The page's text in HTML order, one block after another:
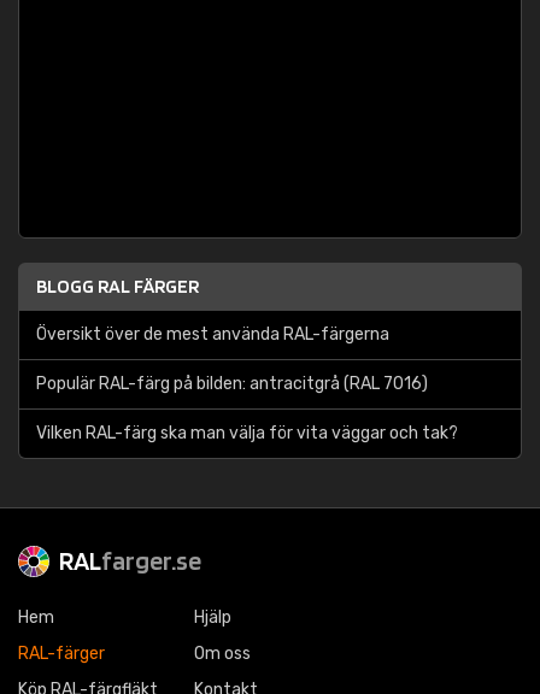
BLOGG RAL FÄRGER
Översikt över de mest använda RAL-färgerna
Populär RAL-färg på bilden: antracitgrå (RAL 7016)
Vilken RAL-färg ska man välja för vita väggar och tak?
RALfarger.se
Hem
RAL-färger
Köp RAL-färgfläkt
Hjälp
Om oss
Kontakt